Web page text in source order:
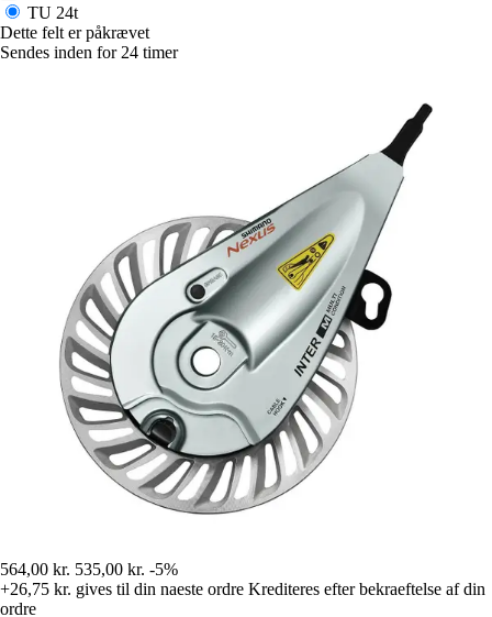
TU 24t
Dette felt er påkrævet
Sendes inden for 24 timer
564,00 kr. 535,00 kr. -5%
+26,75 kr. gives til din naeste ordre Krediteres efter bekraeftelse af din
ordre